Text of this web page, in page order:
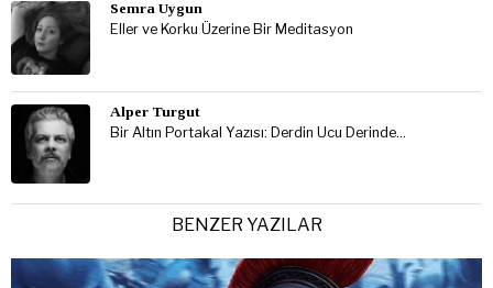
Semra Uygun
Eller ve Korku Üzerine Bir Meditasyon
Alper Turgut
Bir Altın Portakal Yazısı: Derdin Ucu Derinde…
BENZER YAZILAR